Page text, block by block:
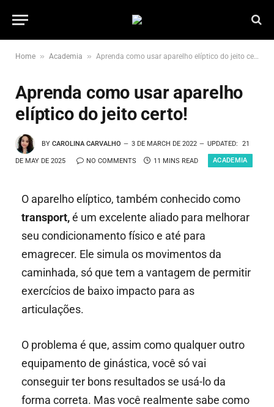
Home » Academia » Aprenda como usar aparelho elíptico do jeito certo!
Aprenda como usar aparelho
elíptico do jeito certo!
BY CAROLINA CARVALHO 3 DE MARCH DE 2022 UPDATED: 21
DE MAY DE 2025 NO COMMENTS 11 MINS READ ACADEMIA
O aparelho elíptico, também conhecido como
transport,é um excelente aliado para melhorar
seu condicionamento físico e até para
emagrecer. Ele simula os movimentos da
caminhada, só que tem a vantagem de permitir
exercícios de baixo impacto para as
articulações.
O problema é que, assim como qualquer outro
equipamento de ginástica, você só vai
conseguir ter bons resultados se usá-lo da
forma correta. Mas você realmente sabe como